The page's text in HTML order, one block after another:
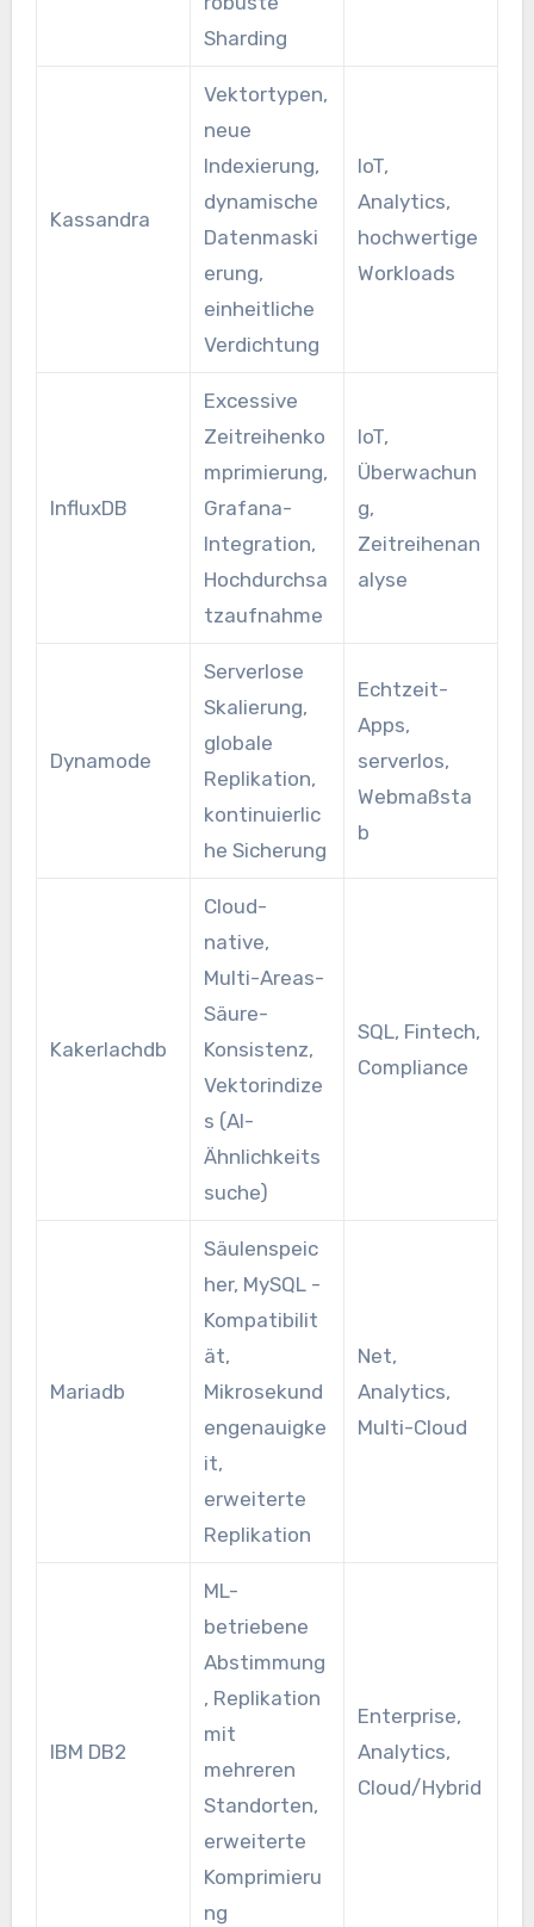
Sharding
Kassandra
Vektortypen,
neue
Indexierung,
dynamische
Datenmaski
erung,
einheitliche
Verdichtung
IoT,
Analytics,
hochwertige
Workloads
InfluxDB
Excessive
Zeitreihenko
mprimierung,
Grafana-
Integration,
Hochdurchsa
tzaufnahme
IoT,
Überwachun
g,
Zeitreihenan
alyse
Dynamode
Serverlose
Skalierung,
globale
Replikation,
kontinuierlic
he Sicherung
Echtzeit-
Apps,
serverlos,
Webmaßsta
b
Kakerlachdb
Cloud-
native,
Multi-Areas-
Säure-
Konsistenz,
Vektorindize
s (AI-
Ähnlichkeits
suche)
SQL, Fintech,
Compliance
Mariadb
Säulenspeic
her, MySQL -
Kompatibilit
ät,
Mikrosekund
engenauigke
it,
erweiterte
Replikation
Net,
Analytics,
Multi-Cloud
IBM DB2
ML-
betriebene
Abstimmung
, Replikation
mit
mehreren
Standorten,
erweiterte
Komprimieru
ng
Enterprise,
Analytics,
Cloud/Hybrid